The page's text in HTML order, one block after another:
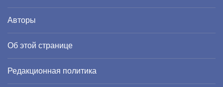
Авторы
Об этой странице
Редакционная политика